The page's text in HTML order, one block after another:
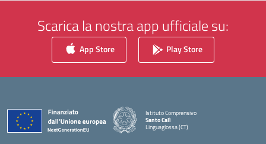
Scarica la nostra app ufficiale su:
App Store Play Store
Istituto Comprensivo
Santo Calì
Linguaglossa (CT)
— Visita la pagina iniziale della scuola